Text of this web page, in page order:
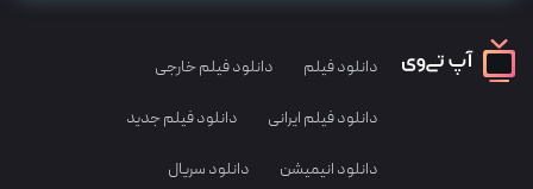
دانلود فیلم دانلود فیلم خارجی
دانلود فیلم ایرانی دانلود فیلم جدید
دانلود انیمیشن دانلود سریال